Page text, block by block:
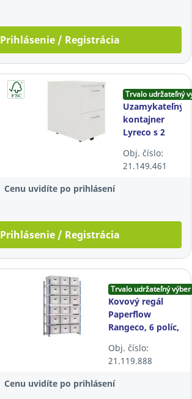
Prihlásenie / Registrácia
Trvalo udržateľný
Uzamykateľný
kontajner
Lyreco s 2
drevený,
biely
Obj. číslo:
21.149.461
Cenu uvidíte po prihlásení
Prihlásenie / Registrácia
Trvalo udržateľný výber
Kovový regál
Paperflow
Rangeco, 6 políc,
200 x 54 cm
Obj. číslo:
21.119.888
Cenu uvidíte po prihlásení